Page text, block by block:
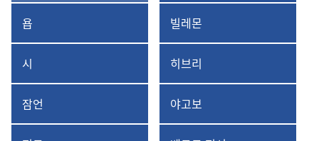
욥기
욥
시편
시
잠언
잠언
빌레몬서
빌레몬
히브리서
히브리
야고보서
야고보